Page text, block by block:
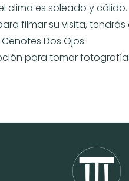
clima es soleado y cálido.
filmar su visita,
Dos Ojos.
para tomar